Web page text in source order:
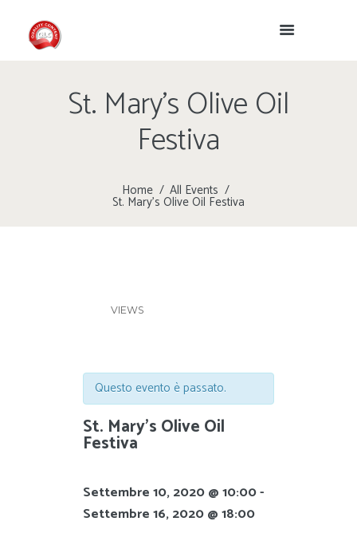
St. Mary’s Olive Oil
Festiva
Home All Events
St. Mary’s Olive Oil Festiva
VIEWS
Questo evento è passato.
St. Mary’s Olive Oil
Festiva
Settembre 10, 2020 @ 10:00-
Settembre 16, 2020 @ 18:00